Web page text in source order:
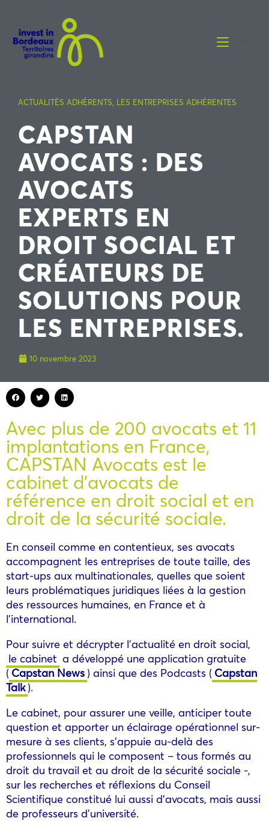
ACTUALITÉS ADHÉRENTS, LES ENTREPRISES ADHÉRENTES
CAPSTAN
AVOCATS : DES
AVOCATS
EXPERTS EN
DROIT SOCIAL ET
CRÉATEURS DE
SOLUTIONS POUR
LES ENTREPRISES.
10 novembre 2023
Avec plus de 200 avocats et 11
implantations en France,
CAPSTAN Avocats est le
cabinet d’avocats de
référence en droit social et en
droit de la sécurité sociale.
En conseil comme en contentieux, ses avocats
accompagnent les entreprises de toute taille, des
start-ups aux multinationales, quelles que soient
leurs problématiques juridiques liées à la gestion
des ressources humaines, en France et à
l’international.
Pour suivre et décrypter l’actualité en droit social,
le cabinet a développé une application gratuite
(Capstan News ) ainsi que des Podcasts ( Capstan
Talk).
Le cabinet, pour assurer une veille, anticiper toute
question et apporter un éclairage opérationnel sur-
mesure à ses clients, s’appuie au-delà des
professionnels qui le composent – tous formés au
droit du travail et au droit de la sécurité sociale -,
sur les recherches et réflexions du Conseil
Scientifique constitué lui aussi d’avocats, mais aussi
de professeurs d’université.